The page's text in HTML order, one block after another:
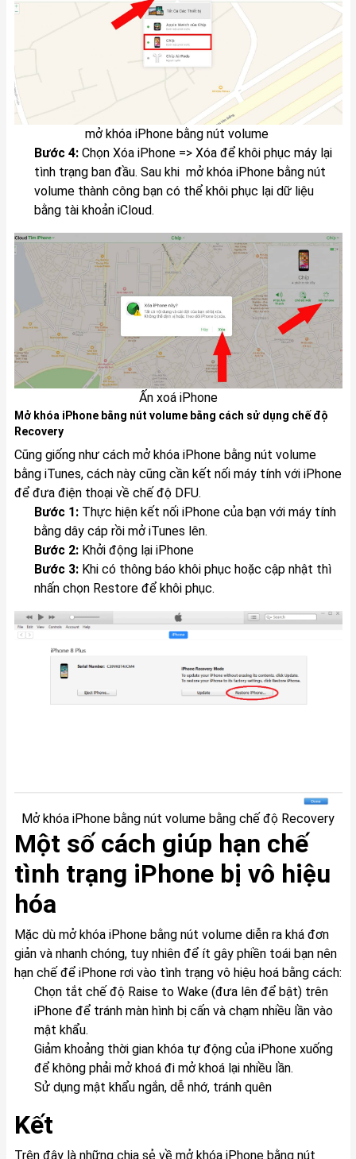
mở khóa iPhone bằng nút volume
Bước 4:Chọn Xóa iPhone => Xóa để khôi phục máy lại
tình trạng ban đầu. Sau khi mở khóa iPhone bằng nút
volume thành công bạn có thể khôi phục lại dữ liệu
bằng tài khoản iCloud.
Ấn xoá iPhone
Mở khóa iPhone bằng nút volume bằng cách sử dụng chế độ
Recovery
Cũng giống như cách mở khóa iPhone bằng nút volume
bằng iTunes, cách này cũng cần kết nối máy tính với iPhone
để đưa điện thoại về chế độ DFU.
Bước 1:Thực hiện kết nối iPhone của bạn với máy tính
bằng dây cáp rồi mở iTunes lên.
Bước 2:Khởi động lại iPhone
Bước 3:Khi có thông báo khôi phục hoặc cập nhật thì
nhấn chọn Restore để khôi phục.
Mở khóa iPhone bằng nút volume bằng chế độ Recovery
Một số cách giúp hạn chế
tình trạng iPhone bị vô hiệu
hóa
Mặc dù mở khóa iPhone bằng nút volume diễn ra khá đơn
giản và nhanh chóng, tuy nhiên để ít gây phiền toái bạn nên
hạn chế để iPhone rơi vào tình trạng vô hiệu hoá bằng cách:
Chọn tắt chế độ Raise to Wake (đưa lên để bật) trên
iPhone để tránh màn hình bị cấn và chạm nhiều lần vào
mật khẩu.
Giảm khoảng thời gian khóa tự động của iPhone xuống
để không phải mở khoá đi mở khoá lại nhiều lần.
Sử dụng mật khẩu ngắn, dễ nhớ, tránh quên
Kết
Trên đây là những chia sẻ về mở khóa iPhone bằng nút